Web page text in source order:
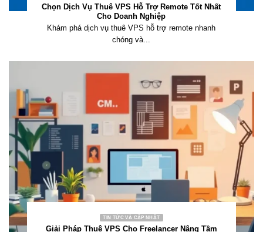
Chọn Dịch Vụ Thuê VPS Hỗ Trợ Remote Tốt Nhất
Cho Doanh Nghiệp
Khám phá dịch vụ thuê VPS hỗ trợ remote nhanh
chóng và...
TIN TỨC VÀ CẬP NHẬT
Giải Pháp Thuê VPS Cho Freelancer Nâng Tầm